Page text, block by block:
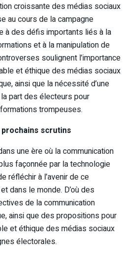
croissante des médias sociaux
au cours de la campagne
à des défis importants liés à la
et à la manipulation de
soulignent l’importance
et éthique des médias sociaux
ainsi que la nécessité d’une
part des électeurs pour
trompeuses.
scrutins
une ère où la communication
façonnée par la technologie
réfléchir à l’avenir de ce
dans le monde. D’où des
de la communication
ainsi que des propositions pour
et éthique des médias sociaux
électorales.